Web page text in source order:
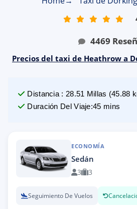
4469
Precios del taxi de Heathrow a
Distancia : 28.51 Millas (45.88
Duración Del Viaje:45 mins
ECONOMÍA
Sedán
3 3
Seguimiento De Vuelos